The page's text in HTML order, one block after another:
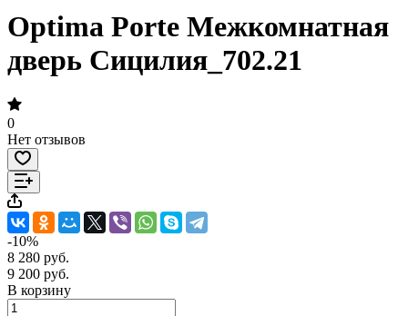
Optima Porte Межкомнатная
дверь Сицилия_702.21
0
Нет отзывов
-10%
8 280 руб.
9 200 руб.
В корзину